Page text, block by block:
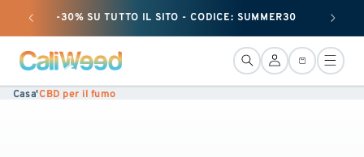
e passare
contenuto
-30% SU TUTTO IL SITO - CODICE: SUMMER30 + 25
Connessione
Cestino
Casa'CBD per il fumo